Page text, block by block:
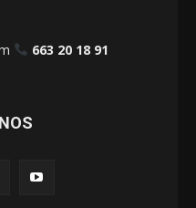
663 20 18 91